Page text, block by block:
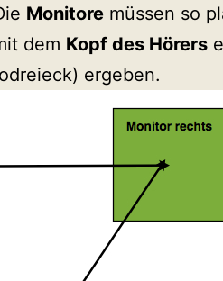
Monitore müssen so
dem Kopf des Hörers
ergeben.